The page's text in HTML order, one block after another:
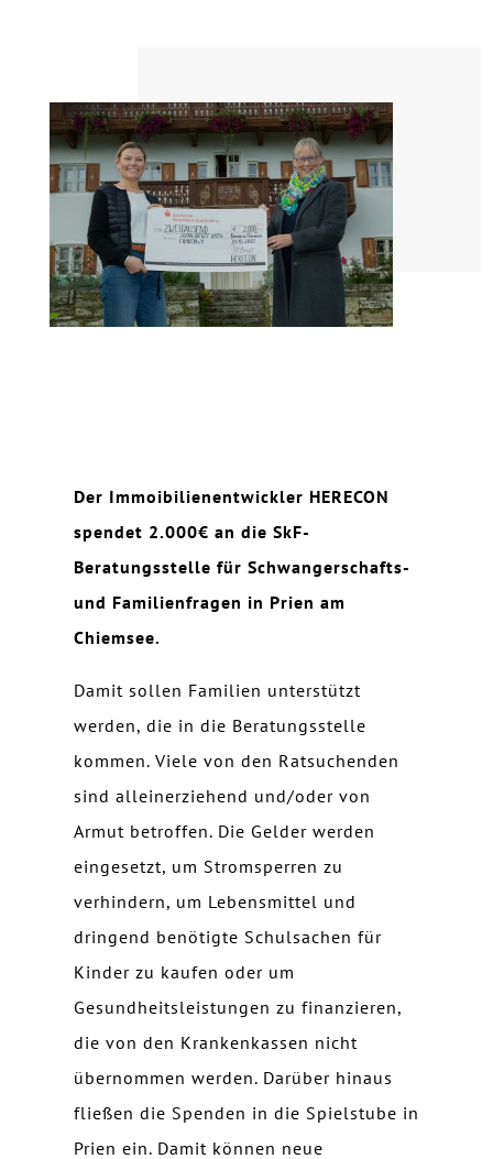
Der Immoibilienentwickler HERECON
spendet 2.000€ an die SkF-
Beratungsstelle für Schwangerschafts-
und Familienfragen in Prien am
Chiemsee.
Damit sollen Familien unterstützt
werden, die in die Beratungsstelle
kommen. Viele von den Ratsuchenden
sind alleinerziehend und/oder von
Armut betroffen. Die Gelder werden
eingesetzt, um Stromsperren zu
verhindern, um Lebensmittel und
dringend benötigte Schulsachen für
Kinder zu kaufen oder um
Gesundheitsleistungen zu finanzieren,
die von den Krankenkassen nicht
übernommen werden. Darüber hinaus
fließen die Spenden in die Spielstube in
Prien ein. Damit können neue